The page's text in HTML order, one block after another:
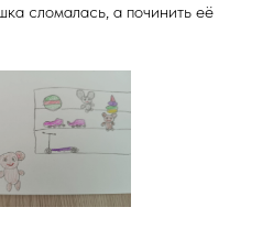
сломалась, а починить её